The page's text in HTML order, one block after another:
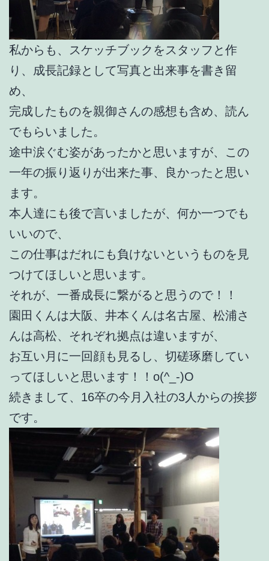
私からも、スケッチブックをスタッフと作
り、成長記録として写真と出来事を書き留
め、
完成したものを親御さんの感想も含め、読ん
でもらいました。
途中涙ぐむ姿があったかと思いますが、この
一年の振り返りが出来た事、良かったと思い
ます。
本人達にも後で言いましたが、何か一つでも
いいので、
この仕事はだれにも負けないというものを見
つけてほしいと思います。
それが、一番成長に繋がると思うので！！
園田くんは大阪、井本くんは名古屋、松浦さ
んは高松、それぞれ拠点は違いますが、
お互い月に一回顔も見るし、切磋琢磨してい
ってほしいと思います！！o(^_-)O
続きまして、16卒の今月入社の3人からの挨拶
です。